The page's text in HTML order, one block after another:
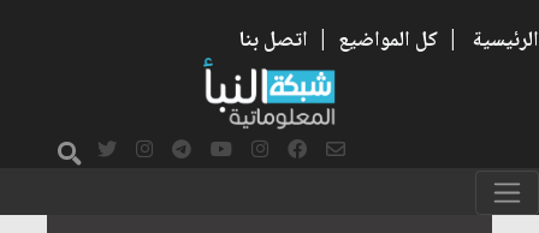
الرئيسية | كل المواضيع | اتصل بنا